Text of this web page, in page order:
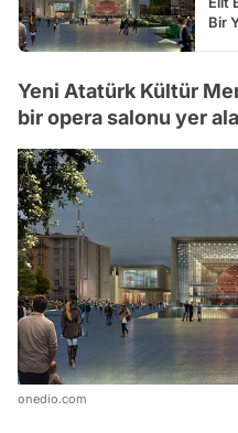
Bir
Yeni Atatürk Kültür
bir opera salonu yer
onedio.com